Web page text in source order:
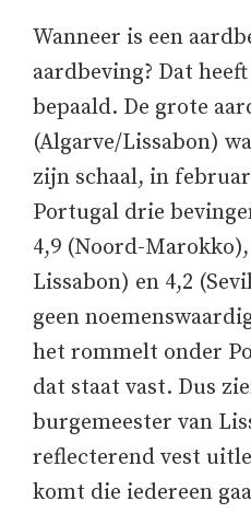
Wanneer is een
aardbeving? Dat
bepaald. De grote
(Algarve/Lissabon)
zijn schaal, in
Portugal drie
4,9 (Noord-
Lissabon) en 4,2
geen
het rommelt onder
dat staat vast. Dus
burgemeester van
reflecterend vest
komt die iedereen